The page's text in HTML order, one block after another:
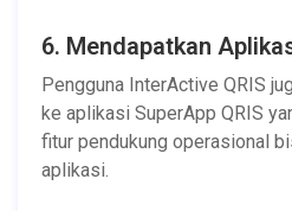
6. Mendapatkan
Pengguna InterActive QRIS
ke aplikasi SuperApp QRIS
fitur pendukung operasional
aplikasi.